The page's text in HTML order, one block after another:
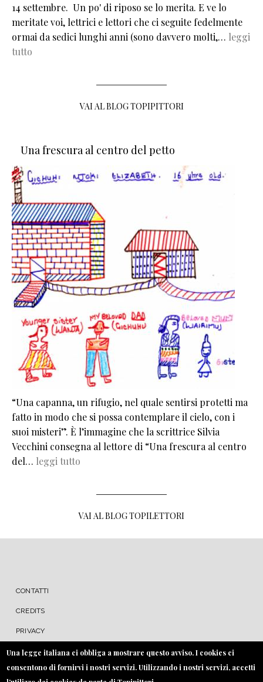
14 settembre. Un po' di riposo se lo merita. E ve lo
meritate voi, lettrici e lettori che ci seguite fedelmente
ormai da sedici lunghi anni (sono davvero molti,… leggi
tutto
VAI AL BLOG TOPIPITTORI
Una frescura al centro del petto
“Una capanna, un rifugio, nel quale sentirsi protetti ma
fatto in modo che si possa contemplare il cielo, con i
suoi misteri”. È l’immagine che la scrittrice Silvia
Vecchini consegna al lettore di “Una frescura al centro
del… leggi tutto
VAI AL BLOG TOPILETTORI
MENU FOOTER
CONTATTI
CREDITS
PRIVACY
COOKIE
Una legge italiana ci obbliga a mostrare questo avviso. I cookies ci
consentono di fornirvi i nostri servizi. Utilizzando i nostri servizi, accetti